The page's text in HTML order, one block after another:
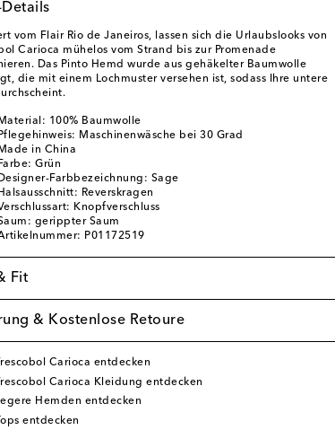
vom Flair Rio de Janeiros, lassen sich die Urlaubslooks von
Carioca mühelos vom Strand bis zur Promenade
Das Pinto Hemd wurde aus gehäkelter Baumwolle
die mit einem Lochmuster versehen ist, sodass Ihre untere
Material: 100% Baumwolle
Pflegehinweis: Maschinenwäsche bei 30 Grad
Made in China
Farbe: Grün
Designer-Farbbezeichnung: Sage
Halsausschnitt: Reverskragen
Knopfverschluss
gerippter Saum
P01172519
Fit
& Kostenlose Retoure
Carioca entdecken
Carioca Kleidung entdecken
Hemden entdecken
entdecken